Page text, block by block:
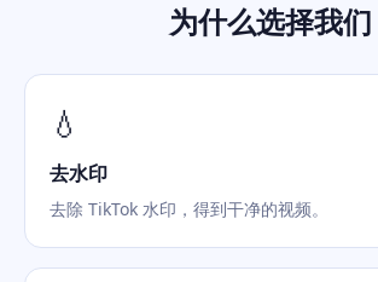
为什么选择我们
💧
去水印
去除 TikTok 水印，得到干净的视频。